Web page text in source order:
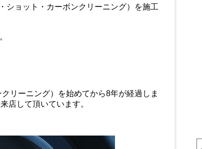
ショット・カーボンクリーニング）を施工
リーニング）を始めてから8年が経過しま
店して頂いています。